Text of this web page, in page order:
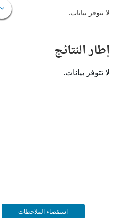
بيانات.
بيانات.
استقصاء الملاحظات